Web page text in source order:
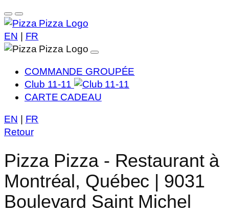
EN FR
COMMANDE GROUPÉE
Club 11-11
CARTE CADEAU
EN
FR
Retour
Pizza Pizza - Restaurant à
Montréal, Québec | 9031
Boulevard Saint Michel